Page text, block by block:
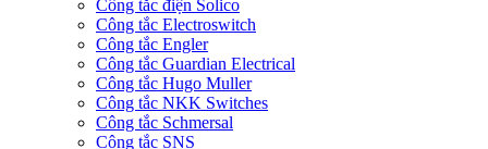
Công tắc điện Solico
Công tắc Electroswitch
Công tắc Engler
Công tắc Guardian Electrical
Công tắc Hugo Muller
Công tắc NKK Switches
Công tắc Schmersal
Công tắc SNS